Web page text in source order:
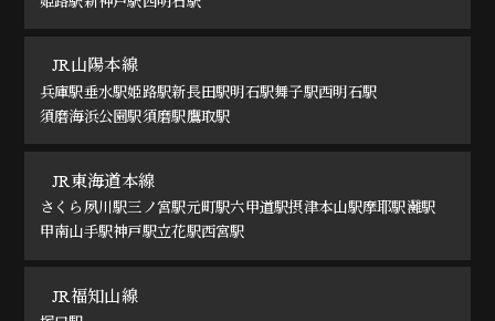
JR山陽本線
兵庫駅垂水駅姫路駅新長田駅明石駅舞子駅西明石駅
須磨海浜公園駅須磨駅鷹取駅
JR東海道本線
さくら夙川駅三ノ宮駅元町駅六甲道駅摂津本山駅摩耶駅灘駅
甲南山手駅神戸駅立花駅西宮駅
JR福知山線